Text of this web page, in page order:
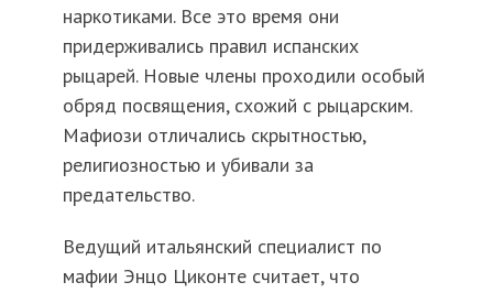
наркотиками. Все это время они
придерживались правил испанских
рыцарей. Новые члены проходили особый
обряд посвящения, схожий с рыцарским.
Мафиози отличались скрытностью,
религиозностью и убивали за
предательство.
Ведущий итальянский специалист по
мафии Энцо Циконте считает, что